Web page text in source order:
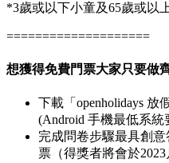
*3歲或以下小童及65歲或以
====================
想獲得免費門票大家只要做
下載「openholidays
(Android 手機最低系統
完成問卷步驟最具創
票（得獎者將會於